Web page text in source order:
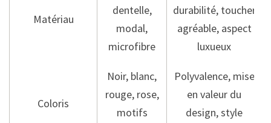
Matériau
dentelle,
modal,
microfibre
durabilité, toucher
agréable, aspect
luxueux
Coloris
Noir, blanc,
rouge, rose,
motifs
Polyvalence, mise
en valeur du
design, style